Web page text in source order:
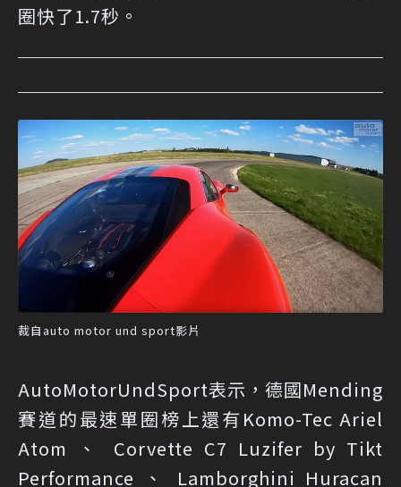
圈快了1.7秒。
裁自auto motor und sport影片
AutoMotorUndSport表示，德國Mending
賽道的最速單圈榜上還有Komo-Tec Ariel
Atom 、 Corvette C7 Luzifer by Tikt
Performance 、 Lamborghini Huracan